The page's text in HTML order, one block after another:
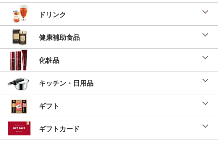
ドリンク
健康補助食品
化粧品
キッチン・日用品
ギフト
ギフトカード